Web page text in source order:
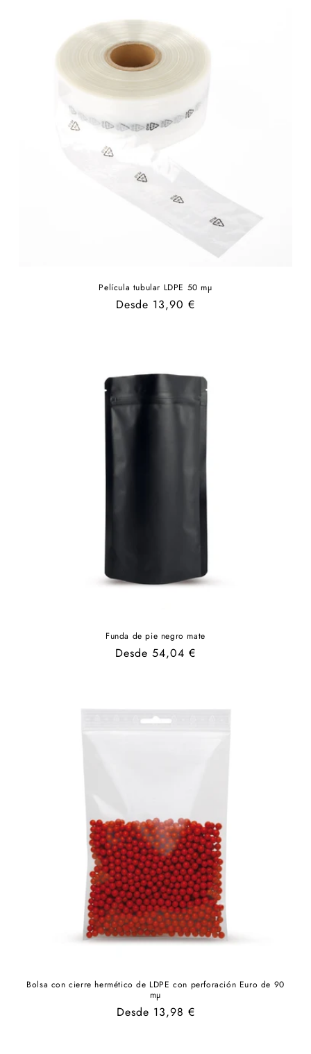
Película tubular LDPE 50 mµ
Precio
Desde 13,90 €
Funda de pie negro mate
Precio
Desde 54,04 €
Bolsa con cierre hermético de LDPE con perforación Euro de 90
mµ
Precio
Desde 13,98 €